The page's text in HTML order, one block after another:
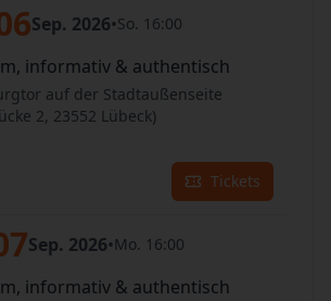
Sep. 2026•So. 16:00
informativ & authentisch
auf der Stadtaußenseite
2, 23552 Lübeck)
Tickets
Sep. 2026•Mo. 16:00
informativ & authentisch